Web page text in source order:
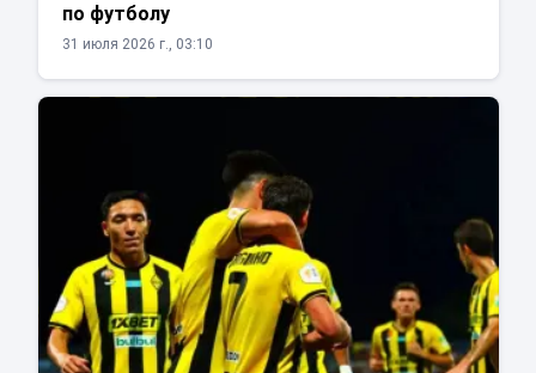
по футболу
31 июля 2026 г., 03:10